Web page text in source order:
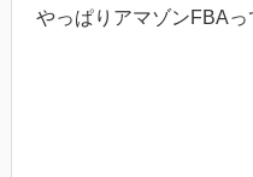
やっぱりアマゾンFBAっ